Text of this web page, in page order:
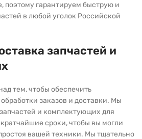
поэтому гарантируем быструю и
в любой уголок Российской
запчастей и
тем, чтобы обеспечить
заказов и доставки. Мы
и комплектующих для
сроки, чтобы вы могли
вашей техники. Мы тщательно